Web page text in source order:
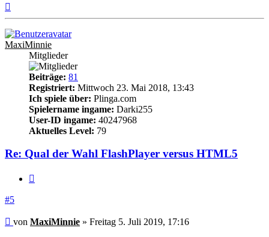
MaxiMinnie
Mitglieder
Beiträge: 81
Registriert: Mittwoch 23. Mai 2018, 13:43
Ich spiele über: Plinga.com
Spielername ingame: Darki255
User-ID ingame: 40247968
Aktuelles Level: 79
Re: Qual der Wahl FlashPlayer versus HTML5
#5
Beitrag
von MaxiMinnie » Freitag 5. Juli 2019, 17:16